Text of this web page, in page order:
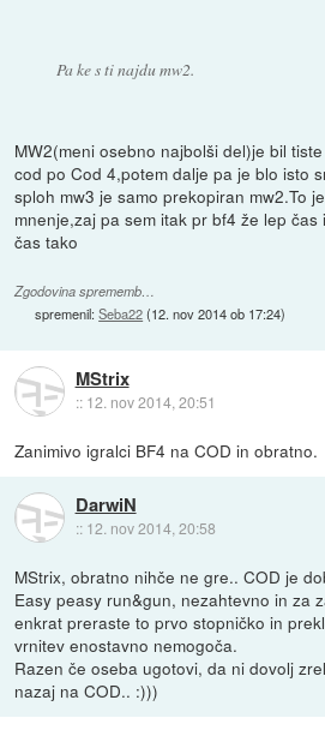
Pa ke s ti najdu mw2.
MW2(meni osebno najbolši del)je bil
cod po Cod 4,potem dalje pa je blo isto
sploh mw3 je samo prekopiran mw2.To
mnenje,zaj pa sem itak pr bf4 že lep
čas tako
Zgodovina sprememb…
spremenil:Seba22(12. nov 2014 ob 17:24)
MStrix
:: 12. nov 2014, 20:51
Zanimivo igralci BF4 na COD in obratno.
DarwiN
:: 12. nov 2014, 20:58
MStrix, obratno nihče ne gre.. COD je
Easy peasy run&gun, nezahtevno in za
enkrat preraste to prvo stopničko in
vrnitev enostavno nemogoča.
Razen če oseba ugotovi, da ni dovolj
nazaj na COD.. :)))